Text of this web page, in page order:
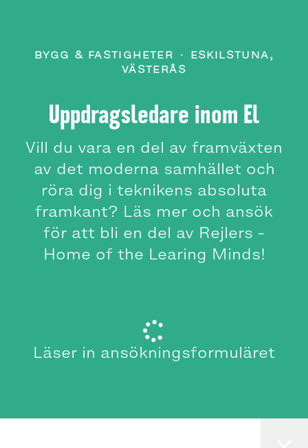
BYGG & FASTIGHETER · ESKILSTUNA,
VÄSTERÅS
Uppdragsledare inom El
Vill du vara en del av framväxten
av det moderna samhället och
röra dig i teknikens absoluta
framkant? Läs mer och ansök
för att bli en del av Rejlers -
Home of the Learing Minds!
Läser in ansökningsformuläret